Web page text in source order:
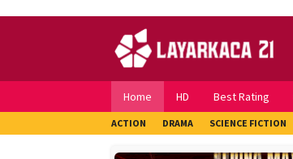
Home HD Best Rating
ACTION DRAMA SCIENCE FICTION